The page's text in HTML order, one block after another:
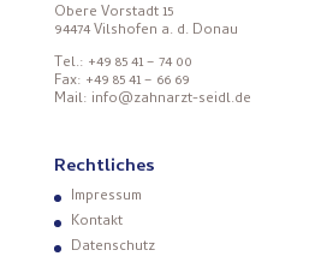
Obere Vorstadt 15
94474 Vilshofen a. d. Donau
Tel.: +49 85 41 – 74 00
Fax: +49 85 41 – 66 69
Mail: info@zahnarzt-seidl.de
Rechtliches
Impressum
Kontakt
Datenschutz